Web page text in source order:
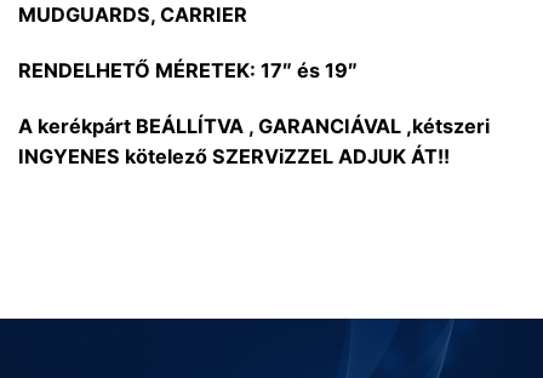
MUDGUARDS, CARRIER
RENDELHETŐ MÉRETEK: 17″ és 19″
A kerékpárt BEÁLLÍTVA , GARANCIÁVAL ,kétszeri
INGYENES kötelező SZERViZZEL ADJUK ÁT!!